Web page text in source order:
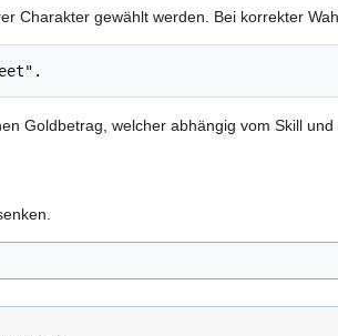
Charakter gewählt werden. Bei korrekter
Goldbetrag, welcher abhängig vom Skill